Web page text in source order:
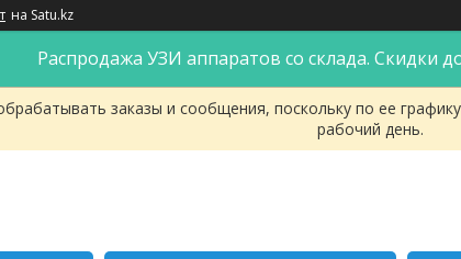
на Satu.kz
Распродажа УЗИ аппаратов со склада. Скидки
заказы и сообщения, поскольку по ее
рабочий день.